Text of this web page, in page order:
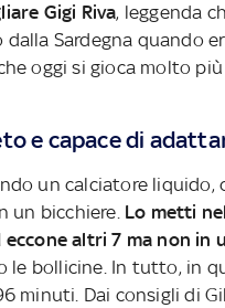
Gigi Riva, leggenda
Sardegna quando
oggi si gioca molto
e capace di
un calciatore liquido,
un bicchiere.Lo metti
altri 7 ma non in
le bollicine. In tutto, in
minuti. Dai consigli di